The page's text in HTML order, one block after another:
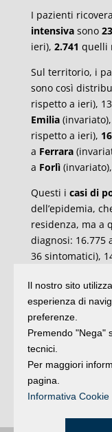
I pazienti
intensivasono
ieri), 2.741 quelli
Sul territorio, i
sono così
rispetto a ieri),
Emilia(invariato),
rispetto a ieri), 16
a Ferrara
a Forlì
Questi i casi di
dell’epidemia,
residenza, ma a
diagnosi: 16.775
36 sintomatici),
sintomatici),
sintomatici),
sintomatici),
sintomatici),
sintomatici),
sintomatici),
7.748 a
aRimini(+173, di
Il nostro sito
esperienza di
preferenze.
Premendo "Nega"
tecnici.
Per maggiori
pagina.
Informativa Cookie